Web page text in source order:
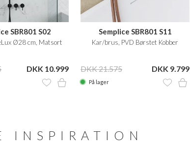
SBR801 S02
Ø28 cm, Matsort
DKK 10.999
Semplice SBR801 S11
Kar/brus, PVD Børstet Kobber
DKK 21.575 DKK 9.799
På lager
INSPIRATION